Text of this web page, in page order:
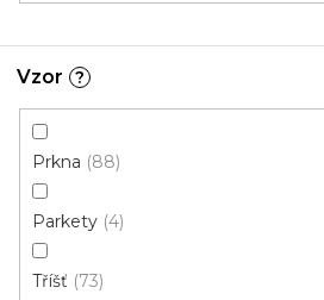
Vzor ?
Prkna 88
Parkety 4
Tříšť 73